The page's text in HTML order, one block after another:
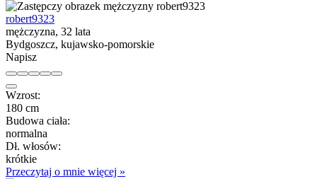
robert9323
mężczyzna, 32 lata
Bydgoszcz, kujawsko-pomorskie
Napisz
Wzrost:
180 cm
Budowa ciała:
normalna
Dł. włosów:
krótkie
Przeczytaj o mnie więcej »